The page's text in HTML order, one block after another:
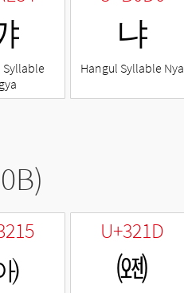
Syllable
냐
Hangul Syllable Nya
U+321D
㈝